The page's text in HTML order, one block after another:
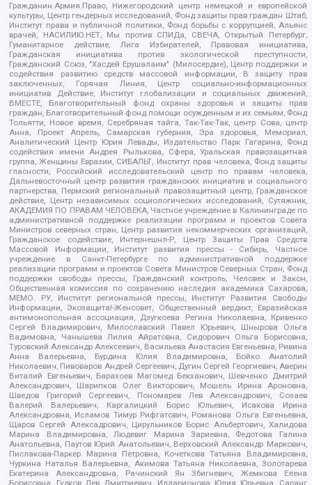
Гражданин.Армия.Право, Нижегородский центр немецкой и европейской
культуры, Центр гендерных исследований, Фонд защиты прав граждан Штаб,
Институт права и публичной политики, Фонд борьбы с коррупцией, Альянс
врачей, НАСИЛИЮ.НЕТ, Мы против СПИДа, СВЕЧА, Открытый Петербург,
Гуманитарное действие, Лига Избирателей, Правовая инициатива,
Гражданская инициатива против экологической преступности,
Гражданский Союз, "Хасдей Ерушалаим" (Милосердие), Центр поддержки и
содействия развитию средств массовой информации, В защиту прав
заключенных, Горячая Линия, Центр социально-информационных
инициатив Действие, Институт глобализации и социальных движений,
ВМЕСТЕ, Благотворительный фонд охраны здоровья и защиты прав
граждан, Благотворительный фонд помощи осужденным и их семьям, Фонд
Тольятти, Новое время, Серебряная тайга, Так-Так-Так, центр Сова, центр
Анна, Проект Апрель, Самарская губерния, Эра здоровья, Мемориал,
Аналитический Центр Юрия Левады, Издательство Парк Гагарина, Фонд
содействия имени Андрея Рылькова, Сфера, Уральская правозащитная
группа, Женщины Евразии, СИБАЛЬТ, Институт прав человека, Фонд защиты
гласности, Российский исследовательский центр по правам человека,
Дальневосточный центр развития гражданских инициатив и социального
партнерства, Пермский региональный правозащитный центр, Гражданское
действие, Центр независимых социологических исследований, Сутяжник,
АКАДЕМИЯ ПО ПРАВАМ ЧЕЛОВЕКА, Частное учреждение в Калининграде по
административной поддержке реализации программ и проектов Совета
Министров северных стран, Центр развития некоммерческих организаций,
Гражданское содействие, Интернешнл-Р, Центр Защиты Прав Средств
Массовой Информации, Институт развития прессы - Сибирь, Частное
учреждение в Санкт-Петербурге по административной поддержке
реализации программ и проектов Совета Министров Северных Стран, Фонд
поддержки свободы прессы, Гражданский контроль, Человек и Закон,
Общественная комиссия по сохранению наследия академика Сахарова,
МЕМО. РУ, Институт региональной прессы, Институт Развития Свободы
Информации, Экозащита!-Женсовет, Общественный вердикт, Евразийская
антимонопольная ассоциация, Дзугкоева Регина Николаевна, Кривенко
Сергей Владимирович, Милославский Павел Юрьевич, Шнырова Ольга
Вадимовна, Чанышева Лилия Айратовна, Сидорович Ольга Борисовна,
Туровский Александр Алексеевич, Васильева Анастасия Евгеньевна, Ривина
Анна Валерьевна, Бурдина Юлия Владимировна, Бойко Анатолий
Николаевич, Пивоваров Андрей Сергеевич, Дугин Сергей Георгиевич, Аверин
Виталий Евгеньевич, Барахоев Магомед Бекханович, Шевченко Дмитрий
Александрович, Шарипков Олег Викторович, Мошель Ирина Ароновна,
Шведов Григорий Сергеевич, Пономарев Лев Александрович, Созаев
Валерий Валерьевич, Каргалицкий Борис Юльевич, Исакова Ирина
Александровна, Исламов Тимур Рифгатович, Романова Ольга Евгеньевна,
Щаров Сергей Алексадрович, Цирульников Борис Альбертович, Халидова
Марина Владимировна, Людевиг Марина Зариевна, Федотова Галина
Анатольевна, Паутов Юрий Анатольевич, Верховский Александр Маркович,
Пислакова-Паркер Марина Петровна, Кочеткова Татьяна Владимировна,
Чуркина Наталья Валерьевна, Акимова Татьяна Николаевна, Золотарева
Екатерина Александровна, Рачинский Ян Збигневич, Жемкова Елена
Борисовна, Гудков Лев Дмитриевич, Илларионова Юлия Юрьевна, Саранг